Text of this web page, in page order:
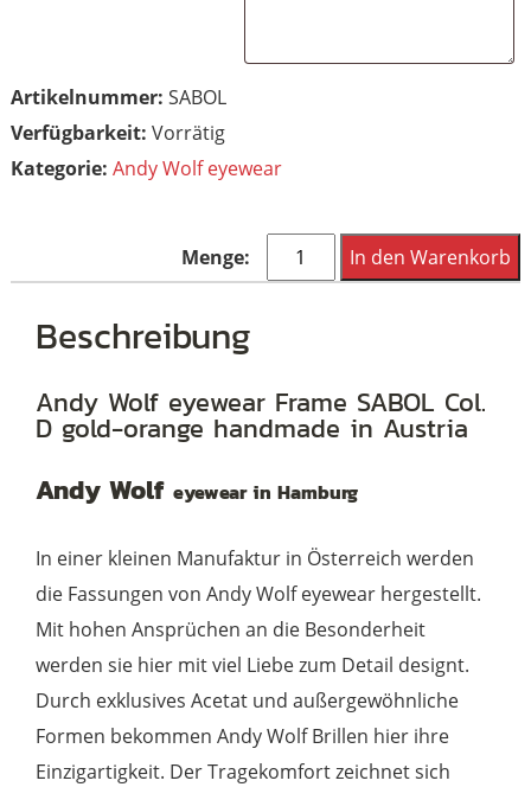
Artikelnummer: SABOL
Vorrätig
Kategorie: Andy Wolf eyewear
Andy
Wolf
SABOL
Col.
gold-
Menge
In den Warenkorb
Beschreibung
Andy Wolf eyewear Frame SABOL Col.
D gold-orange handmade in Austria
Andy Wolf eyewear in Hamburg
In einer kleinen Manufaktur in Österreich werden
die Fassungen von Andy Wolf eyewear hergestellt.
Mit hohen Ansprüchen an die Besonderheit
werden sie hier mit viel Liebe zum Detail designt.
Durch exklusives Acetat und außergewöhnliche
Formen bekommen Andy Wolf Brillen hier ihre
Einzigartigkeit. Der Tragekomfort zeichnet sich